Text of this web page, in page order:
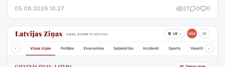
невозможно изменить. Кредитную историю можно
регулярное выполнение обязательств и продуманные
действия.
05.08.2026 10:27 27 0 0